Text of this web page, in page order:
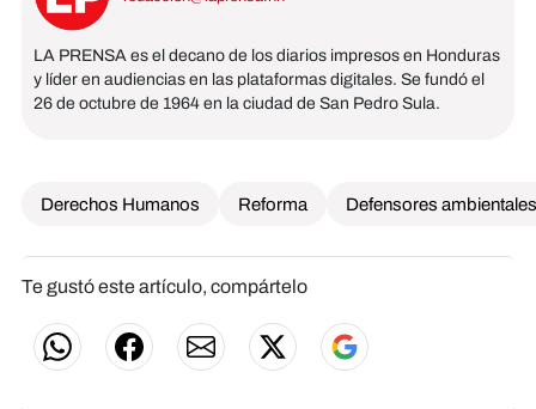
LA PRENSA es el decano de los diarios impresos en Honduras
y líder en audiencias en las plataformas digitales. Se fundó el
26 de octubre de 1964 en la ciudad de San Pedro Sula.
Derechos Humanos Reforma Defensores ambientales
Te gustó este artículo, compártelo